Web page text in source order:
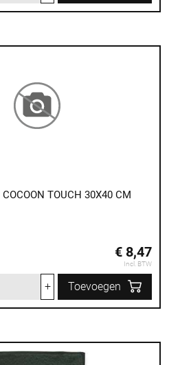
TOUCH 30X40 CM
€ 8,47
Incl. BTW
+ Toevoegen